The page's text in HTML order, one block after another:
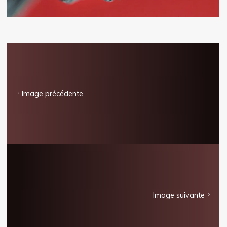
Image précédente
Image suivante